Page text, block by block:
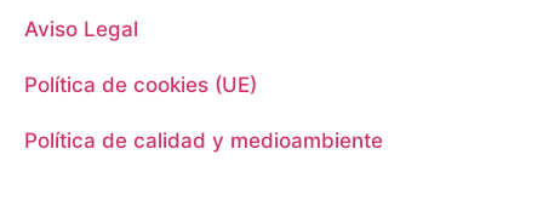
Aviso Legal
Política de cookies (UE)
Política de calidad y medioambiente